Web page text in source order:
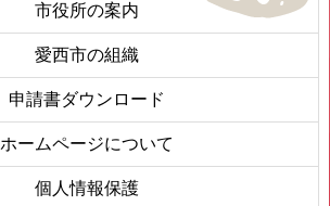
市役所の案内
愛西市の組織
申請書ダウンロード
ホームページについて
個人情報保護